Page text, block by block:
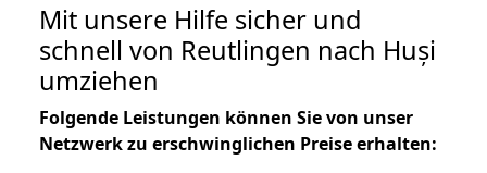
Mit unsere Hilfe sicher und
schnell von Reutlingen nach Huși
umziehen
Folgende Leistungen können Sie von unser
Netzwerk zu erschwinglichen Preise erhalten: